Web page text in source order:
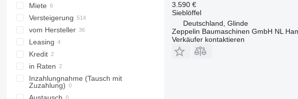
Miete
Versteigerung
vom Hersteller
Leasing
Kredit
in Raten
Inzahlungnahme (Tausch mit
Zuzahlung)
3.590 €
Sieblöffel
Deutschland, Glinde
Zeppelin Baumaschinen GmbH NL
Verkäufer kontaktieren